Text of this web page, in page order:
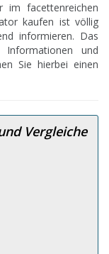
facettenreichen
kaufen ist völlig
informieren. Das
und
Sie hierbei einen
Vergleiche